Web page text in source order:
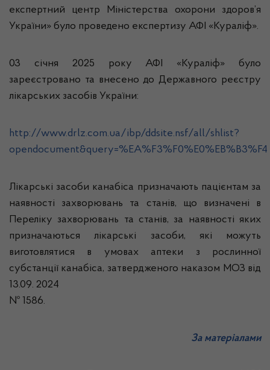
експертний центр Міністерства охорони здоров’я
України» було проведено експертизу АФІ «Кураліф».
03 січня 2025 року АФІ «Кураліф» було
зареєстровано та внесено до Державного реєстру
лікарських засобів України:
http://www.drlz.com.ua/ibp/ddsite.nsf/all/shlist?
opendocument&query=%EA%F3%F0%E0%EB%B3%F4
Лікарські засоби канабіса призначають пацієнтам за
наявності захворювань та станів, що визначені в
Переліку захворювань та станів, за наявності яких
призначаються лікарські засоби, які можуть
виготовлятися в умовах аптеки з рослинної
субстанції канабіса, затвердженого наказом МОЗ від
13.09. 2024
№ 1586.
За матеріалами